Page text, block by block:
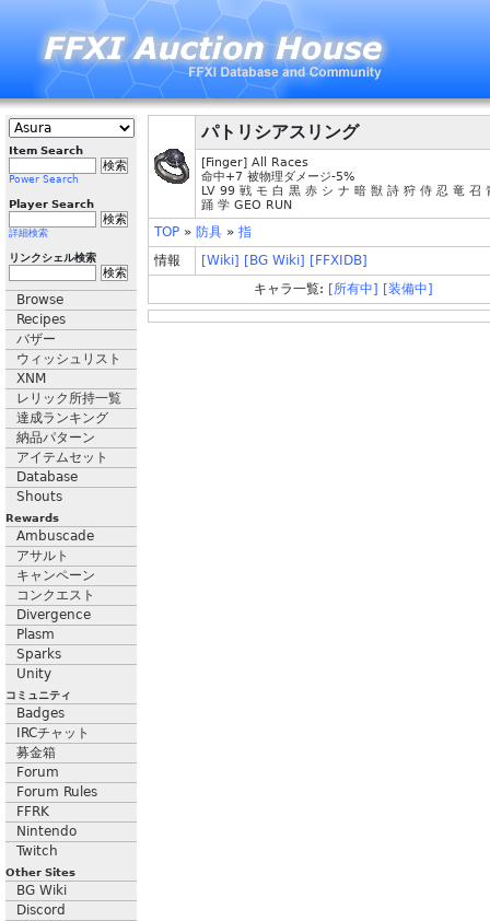
Item Search
Power Search
Player Search
詳細検索
リンクシェル検索
Browse
Recipes
バザー
ウィッシュリスト
XNM
レリック所持一覧
達成ランキング
納品パターン
アイテムセット
Database
Shouts
Rewards
Ambuscade
アサルト
キャンペーン
コンクエスト
Divergence
Plasm
Sparks
Unity
コミュニティ
Badges
IRCチャット
募金箱
Forum
Forum Rules
FFRK
Nintendo
Twitch
Other Sites
BG Wiki
Discord
パトリシアスリング
[Finger] All Races
命中+7 被物理ダメージ-5%
LV 99 戦 モ 白 黒 赤 シ ナ 暗 獣 詩 狩 侍 忍 竜 召
踊 学 GEO RUN
TOP » 防具 » 指
情報
[Wiki] [BG Wiki] [FFXIDB]
キャラ一覧: [所有中] [装備中]